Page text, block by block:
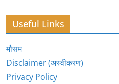
Useful Links
मौसम
Disclaimer (अस्वीकरण)
Privacy Policy